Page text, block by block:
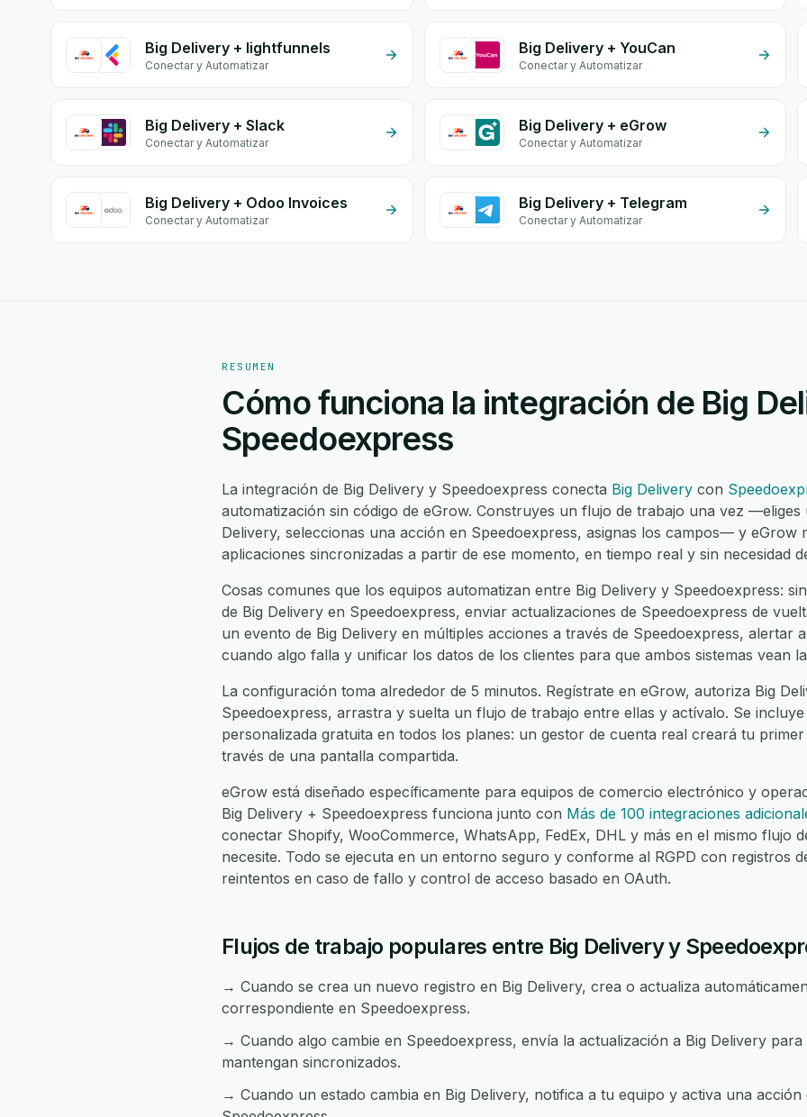
Big Delivery + lightfunnels
Conectar y Automatizar
Big Delivery + YouCan
Conectar y Automatizar
Big Delivery + Slack
Conectar y Automatizar
Big Delivery + eGrow
Conectar y Automatizar
Big Delivery + Odoo Invoices
Conectar y Automatizar
Big Delivery + Telegram
Conectar y Automatizar
RESUMEN
Cómo funciona la integración de Big
Speedoexpress
La integración de Big Delivery y Speedoexpress conecta Big Delivery con
automatización sin código de eGrow. Construyes un flujo de trabajo una vez —eliges
Delivery, seleccionas una acción en Speedoexpress, asignas los campos— y eGrow
aplicaciones sincronizadas a partir de ese momento, en tiempo real y sin necesidad
Cosas comunes que los equipos automatizan entre Big Delivery y Speedoexpress:
de Big Delivery en Speedoexpress, enviar actualizaciones de Speedoexpress de
un evento de Big Delivery en múltiples acciones a través de Speedoexpress, alertar
cuando algo falla y unificar los datos de los clientes para que ambos sistemas vean
La configuración toma alrededor de 5 minutos. Regístrate en eGrow, autoriza Big
Speedoexpress, arrastra y suelta un flujo de trabajo entre ellas y actívalo. Se
personalizada gratuita en todos los planes: un gestor de cuenta real creará tu
través de una pantalla compartida.
eGrow está diseñado específicamente para equipos de comercio electrónico y
Big Delivery + Speedoexpress funciona junto con Más de 100 integraciones
conectar Shopify, WooCommerce, WhatsApp, FedEx, DHL y más en el mismo flujo
necesite. Todo se ejecuta en un entorno seguro y conforme al RGPD con registros
reintentos en caso de fallo y control de acceso basado en OAuth.
Flujos de trabajo populares entre Big Delivery y
→ Cuando se crea un nuevo registro en Big Delivery, crea o actualiza
correspondiente en Speedoexpress.
→ Cuando algo cambie en Speedoexpress, envía la actualización a Big Delivery para
mantengan sincronizados.
→ Cuando un estado cambia en Big Delivery, notifica a tu equipo y activa una acción